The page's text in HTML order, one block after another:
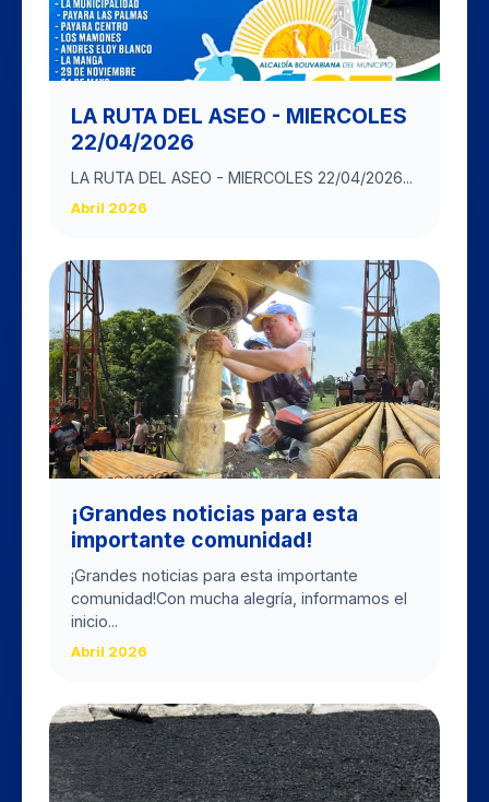
LA RUTA DEL ASEO - MIERCOLES
22/04/2026
LA RUTA DEL ASEO - MIERCOLES 22/04/2026...
Abril 2026
​¡Grandes noticias para esta
importante comunidad!
​¡Grandes noticias para esta importante
comunidad! ​Con mucha alegría, informamos el
inicio...
Abril 2026